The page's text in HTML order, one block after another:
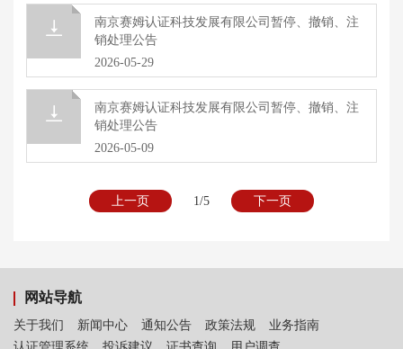
2026-05-29
南京赛姆认证科技发展有限公司暂停、撤销、注
销处理公告
2026-05-09
南京赛姆认证科技发展有限公司暂停、撤销、注
销处理公告
上一页 1/5 下一页
网站导航
关于我们 新闻中心 通知公告 政策法规
业务指南